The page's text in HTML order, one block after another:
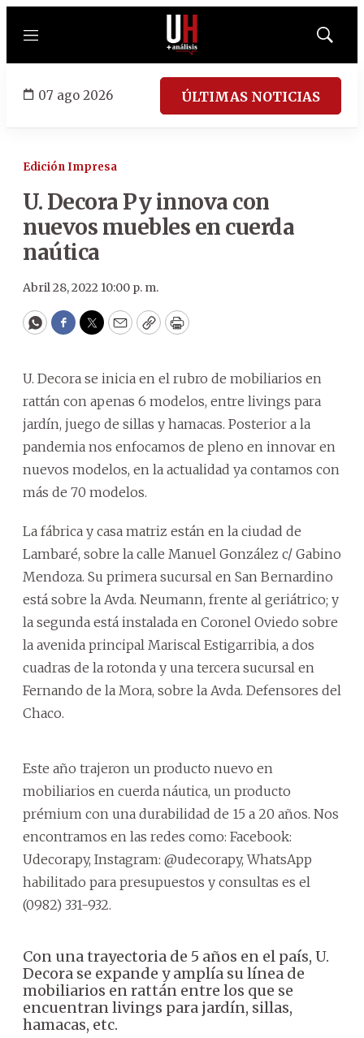
Menú
Mostrar
07 ago 2026 ÚLTIMAS NOTICIAS
Edición Impresa
U. Decora Py innova con
nuevos muebles en cuerda
naútica
Abril 28, 2022 10:00 p. m.
WhatsApp
Facebook
Twitter
EmailCopyPrint
U. Decora se inicia en el rubro de mobiliarios en
rattán con apenas 6 modelos, entre livings para
jardín, juego de sillas y hamacas. Posterior a la
pandemia nos enfocamos de pleno en innovar en
nuevos modelos, en la actualidad ya contamos con
más de 70 modelos.
La fábrica y casa matriz están en la ciudad de
Lambaré, sobre la calle Manuel González c/ Gabino
Mendoza. Su primera sucursal en San Bernardino
está sobre la Avda. Neumann, frente al geriátrico; y
la segunda está instalada en Coronel Oviedo sobre
la avenida principal Mariscal Estigarribia, a dos
cuadras de la rotonda y una tercera sucursal en
Fernando de la Mora, sobre la Avda. Defensores del
Chaco.
Este año trajeron un producto nuevo en
mobiliarios en cuerda náutica, un producto
prémium con una durabilidad de 15 a 20 años. Nos
encontramos en las redes como: Facebook:
Udecorapy, Instagram: @udecorapy, WhatsApp
habilitado para presupuestos y consultas es el
(0982) 331-932.
Con una trayectoria de 5 años en el país, U.
Decora se expande y amplía su línea de
mobiliarios en rattán entre los que se
encuentran livings para jardín, sillas,
hamacas, etc.